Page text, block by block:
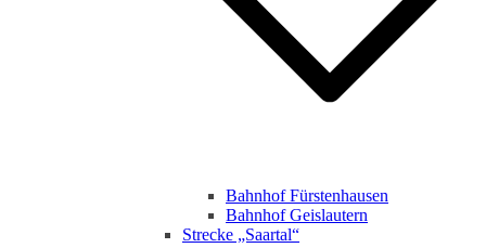
Bahnhof Fürstenhausen
Bahnhof Geislautern
Strecke „Saartal“